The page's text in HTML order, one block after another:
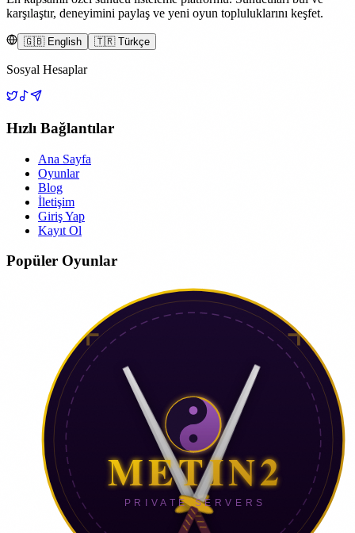
karşılaştır, deneyimini paylaş ve yeni oyun topluluklarını keşfet.
🇬🇧 English 🇹🇷 Türkçe
Sosyal Hesaplar
Hızlı Bağlantılar
Ana Sayfa
Oyunlar
Blog
İletişim
Giriş Yap
Kayıt Ol
Popüler Oyunlar